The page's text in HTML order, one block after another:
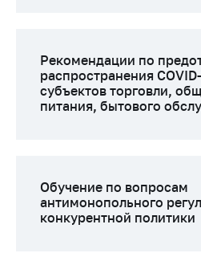
назначения и
медицинскую
технику
нарушения
антимонопольного
законодательства
Рекомендации по
распространения
субъектов торговли,
питания, бытового
Обучение по вопросам
антимонопольного
конкурентной политики